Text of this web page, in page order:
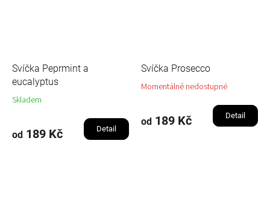
Svíčka Peprmint a
eucalyptus
Skladem
od 189 Kč Detail
Svíčka Prosecco
Momentálně nedostupné
od 189 Kč Detail